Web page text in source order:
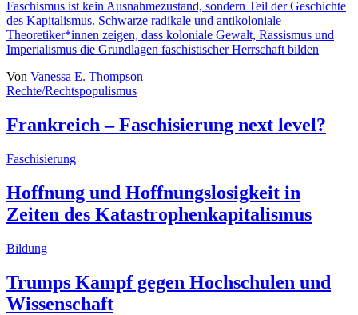
Faschismus ist kein Ausnahmezustand, sondern Teil der Geschichte
des Kapitalismus. Schwarze radikale und antikoloniale
Theoretiker*innen zeigen, dass koloniale Gewalt, Rassismus und
Imperialismus die Grundlagen faschistischer Herrschaft bilden
Von Vanessa E. Thompson
Rechte/Rechtspopulismus
Frankreich – Faschisierung next level?
Faschisierung
Hoffnung und Hoffnungslosigkeit in
Zeiten des Katastrophenkapitalismus
Bildung
Trumps Kampf gegen Hochschulen und
Wissenschaft